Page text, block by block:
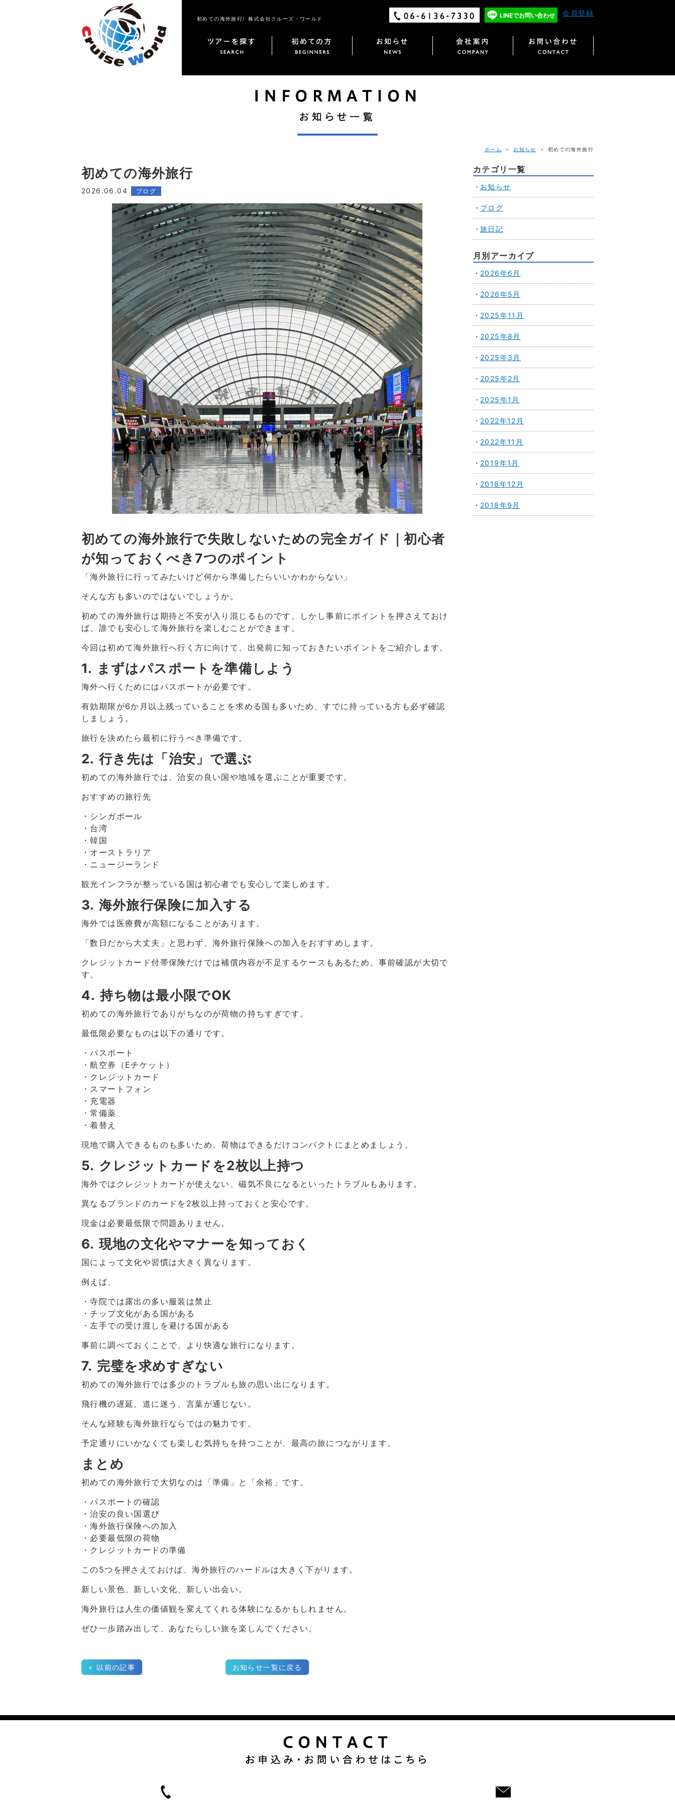
初めての海外旅行/ 株式会社クルーズ・ワールド LINEでお問い合わせ 会員登録
ホーム ＞ お知らせ ＞ 初めての海外旅行
初めての海外旅行
2026.06.04 ブログ
初めての海外旅行で失敗しないための完全ガイド｜初心者
が知っておくべき7つのポイント
「海外旅行に行ってみたいけど何から準備したらいいかわからない」
そんな方も多いのではないでしょうか。
初めての海外旅行は期待と不安が入り混じるものです。しかし事前にポイントを押さえておけ
ば、誰でも安心して海外旅行を楽しむことができます。
今回は初めて海外旅行へ行く方に向けて、出発前に知っておきたいポイントをご紹介します。
1. まずはパスポートを準備しよう
海外へ行くためにはパスポートが必要です。
有効期限が6か月以上残っていることを求める国も多いため、すでに持っている方も必ず確認
しましょう。
旅行を決めたら最初に行うべき準備です。
2. 行き先は「治安」で選ぶ
初めての海外旅行では、治安の良い国や地域を選ぶことが重要です。
おすすめの旅行先
・シンガポール
・台湾
・韓国
・オーストラリア
・ニュージーランド
観光インフラが整っている国は初心者でも安心して楽しめます。
3. 海外旅行保険に加入する
海外では医療費が高額になることがあります。
「数日だから大丈夫」と思わず、海外旅行保険への加入をおすすめします。
クレジットカード付帯保険だけでは補償内容が不足するケースもあるため、事前確認が大切で
す。
4. 持ち物は最小限でOK
初めての海外旅行でありがちなのが荷物の持ちすぎです。
最低限必要なものは以下の通りです。
・パスポート
・航空券（Eチケット）
・クレジットカード
・スマートフォン
・充電器
・常備薬
・着替え
現地で購入できるものも多いため、荷物はできるだけコンパクトにまとめましょう。
5. クレジットカードを2枚以上持つ
海外ではクレジットカードが使えない、磁気不良になるといったトラブルもあります。
異なるブランドのカードを2枚以上持っておくと安心です。
現金は必要最低限で問題ありません。
6. 現地の文化やマナーを知っておく
国によって文化や習慣は大きく異なります。
例えば、
・寺院では露出の多い服装は禁止
・チップ文化がある国がある
・左手での受け渡しを避ける国がある
事前に調べておくことで、より快適な旅行になります。
7. 完璧を求めすぎない
初めての海外旅行では多少のトラブルも旅の思い出になります。
飛行機の遅延、道に迷う、言葉が通じない。
そんな経験も海外旅行ならではの魅力です。
予定通りにいかなくても楽しむ気持ちを持つことが、最高の旅につながります。
まとめ
初めての海外旅行で大切なのは「準備」と「余裕」です。
・パスポートの確認
・治安の良い国選び
・海外旅行保険への加入
・必要最低限の荷物
・クレジットカードの準備
この5つを押さえておけば、海外旅行のハードルは大きく下がります。
新しい景色、新しい文化、新しい出会い。
海外旅行は人生の価値観を変えてくれる体験になるかもしれません。
ぜひ一歩踏み出して、あなたらしい旅を楽しんでください。
« 以前の記事 お知らせ一覧に戻る
カテゴリ一覧
お知らせ
ブログ
旅日記
月別アーカイブ
2026年6月
2026年5月
2025年11月
2025年8月
2025年3月
2025年2月
2025年1月
2022年12月
2022年11月
2019年1月
2018年12月
2018年9月